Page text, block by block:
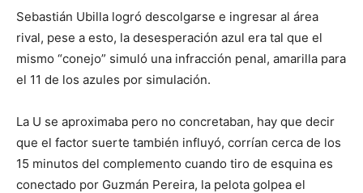
Sebastián Ubilla logró descolgarse e ingresar al área
rival, pese a esto, la desesperación azul era tal que el
mismo “conejo” simuló una infracción penal, amarilla para
el 11 de los azules por simulación.
La U se aproximaba pero no concretaban, hay que decir
que el factor suerte también influyó, corrían cerca de los
15 minutos del complemento cuando tiro de esquina es
conectado por Guzmán Pereira, la pelota golpea el